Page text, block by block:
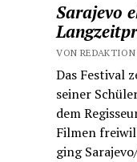
Sarajevo
VON REDAKTION
Das Festival
seiner
dem
Filmen
ging